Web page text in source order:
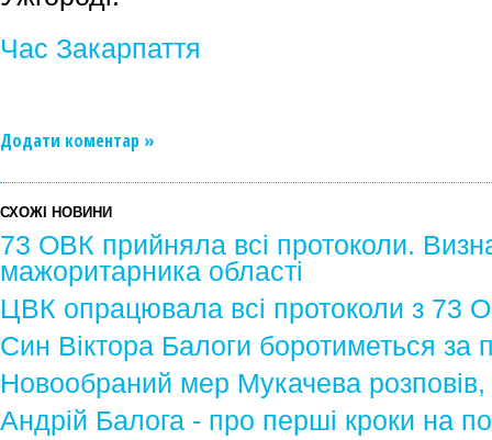
Час Закарпаття
Додати коментар »
СХОЖІ НОВИНИ
73 ОВК прийняла всі протоколи.
мажоритарника області
ЦВК опрацювала всі протоколи з 73
Син Віктора Балоги боротиметься
Новообраний мер Мукачева розповів,
Андрій Балога - про перші кроки на